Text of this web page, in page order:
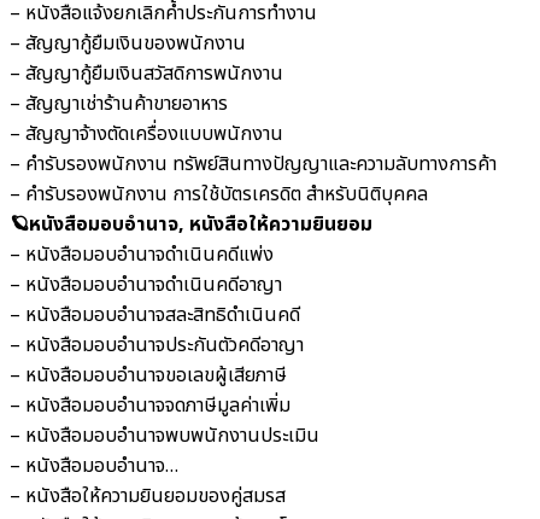
– หนังสือแจ้งยกเลิกค้ำประกันการทำงาน
– สัญญากู้ยืมเงินของพนักงาน
– สัญญากู้ยืมเงินสวัสดิการพนักงาน
– สัญญาเช่าร้านค้าขายอาหาร
– สัญญาจ้างตัดเครื่องแบบพนักงาน
– คำรับรองพนักงาน ทรัพย์สินทางปัญญาและความลับทางการค้า
– คำรับรองพนักงาน การใช้บัตรเครดิต สำหรับนิติบุคคล
🪐หนังสือมอบอำนาจ, หนังสือให้ความยินยอม
– หนังสือมอบอำนาจดำเนินคดีแพ่ง
– หนังสือมอบอำนาจดำเนินคดีอาญา
– หนังสือมอบอำนาจสละสิทธิดำเนินคดี
– หนังสือมอบอำนาจประกันตัวคดีอาญา
– หนังสือมอบอำนาจขอเลขผู้เสียภาษี
– หนังสือมอบอำนาจจดภาษีมูลค่าเพิ่ม
– หนังสือมอบอำนาจพบพนักงานประเมิน
– หนังสือมอบอำนาจ…
– หนังสือให้ความยินยอมของคู่สมรส